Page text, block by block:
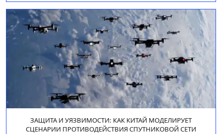
ЗАЩИТА И УЯЗВИМОСТИ: КАК КИТАЙ МОДЕЛИРУЕТ
СЦЕНАРИИ ПРОТИВОДЕЙСТВИЯ СПУТНИКОВОЙ СЕТИ